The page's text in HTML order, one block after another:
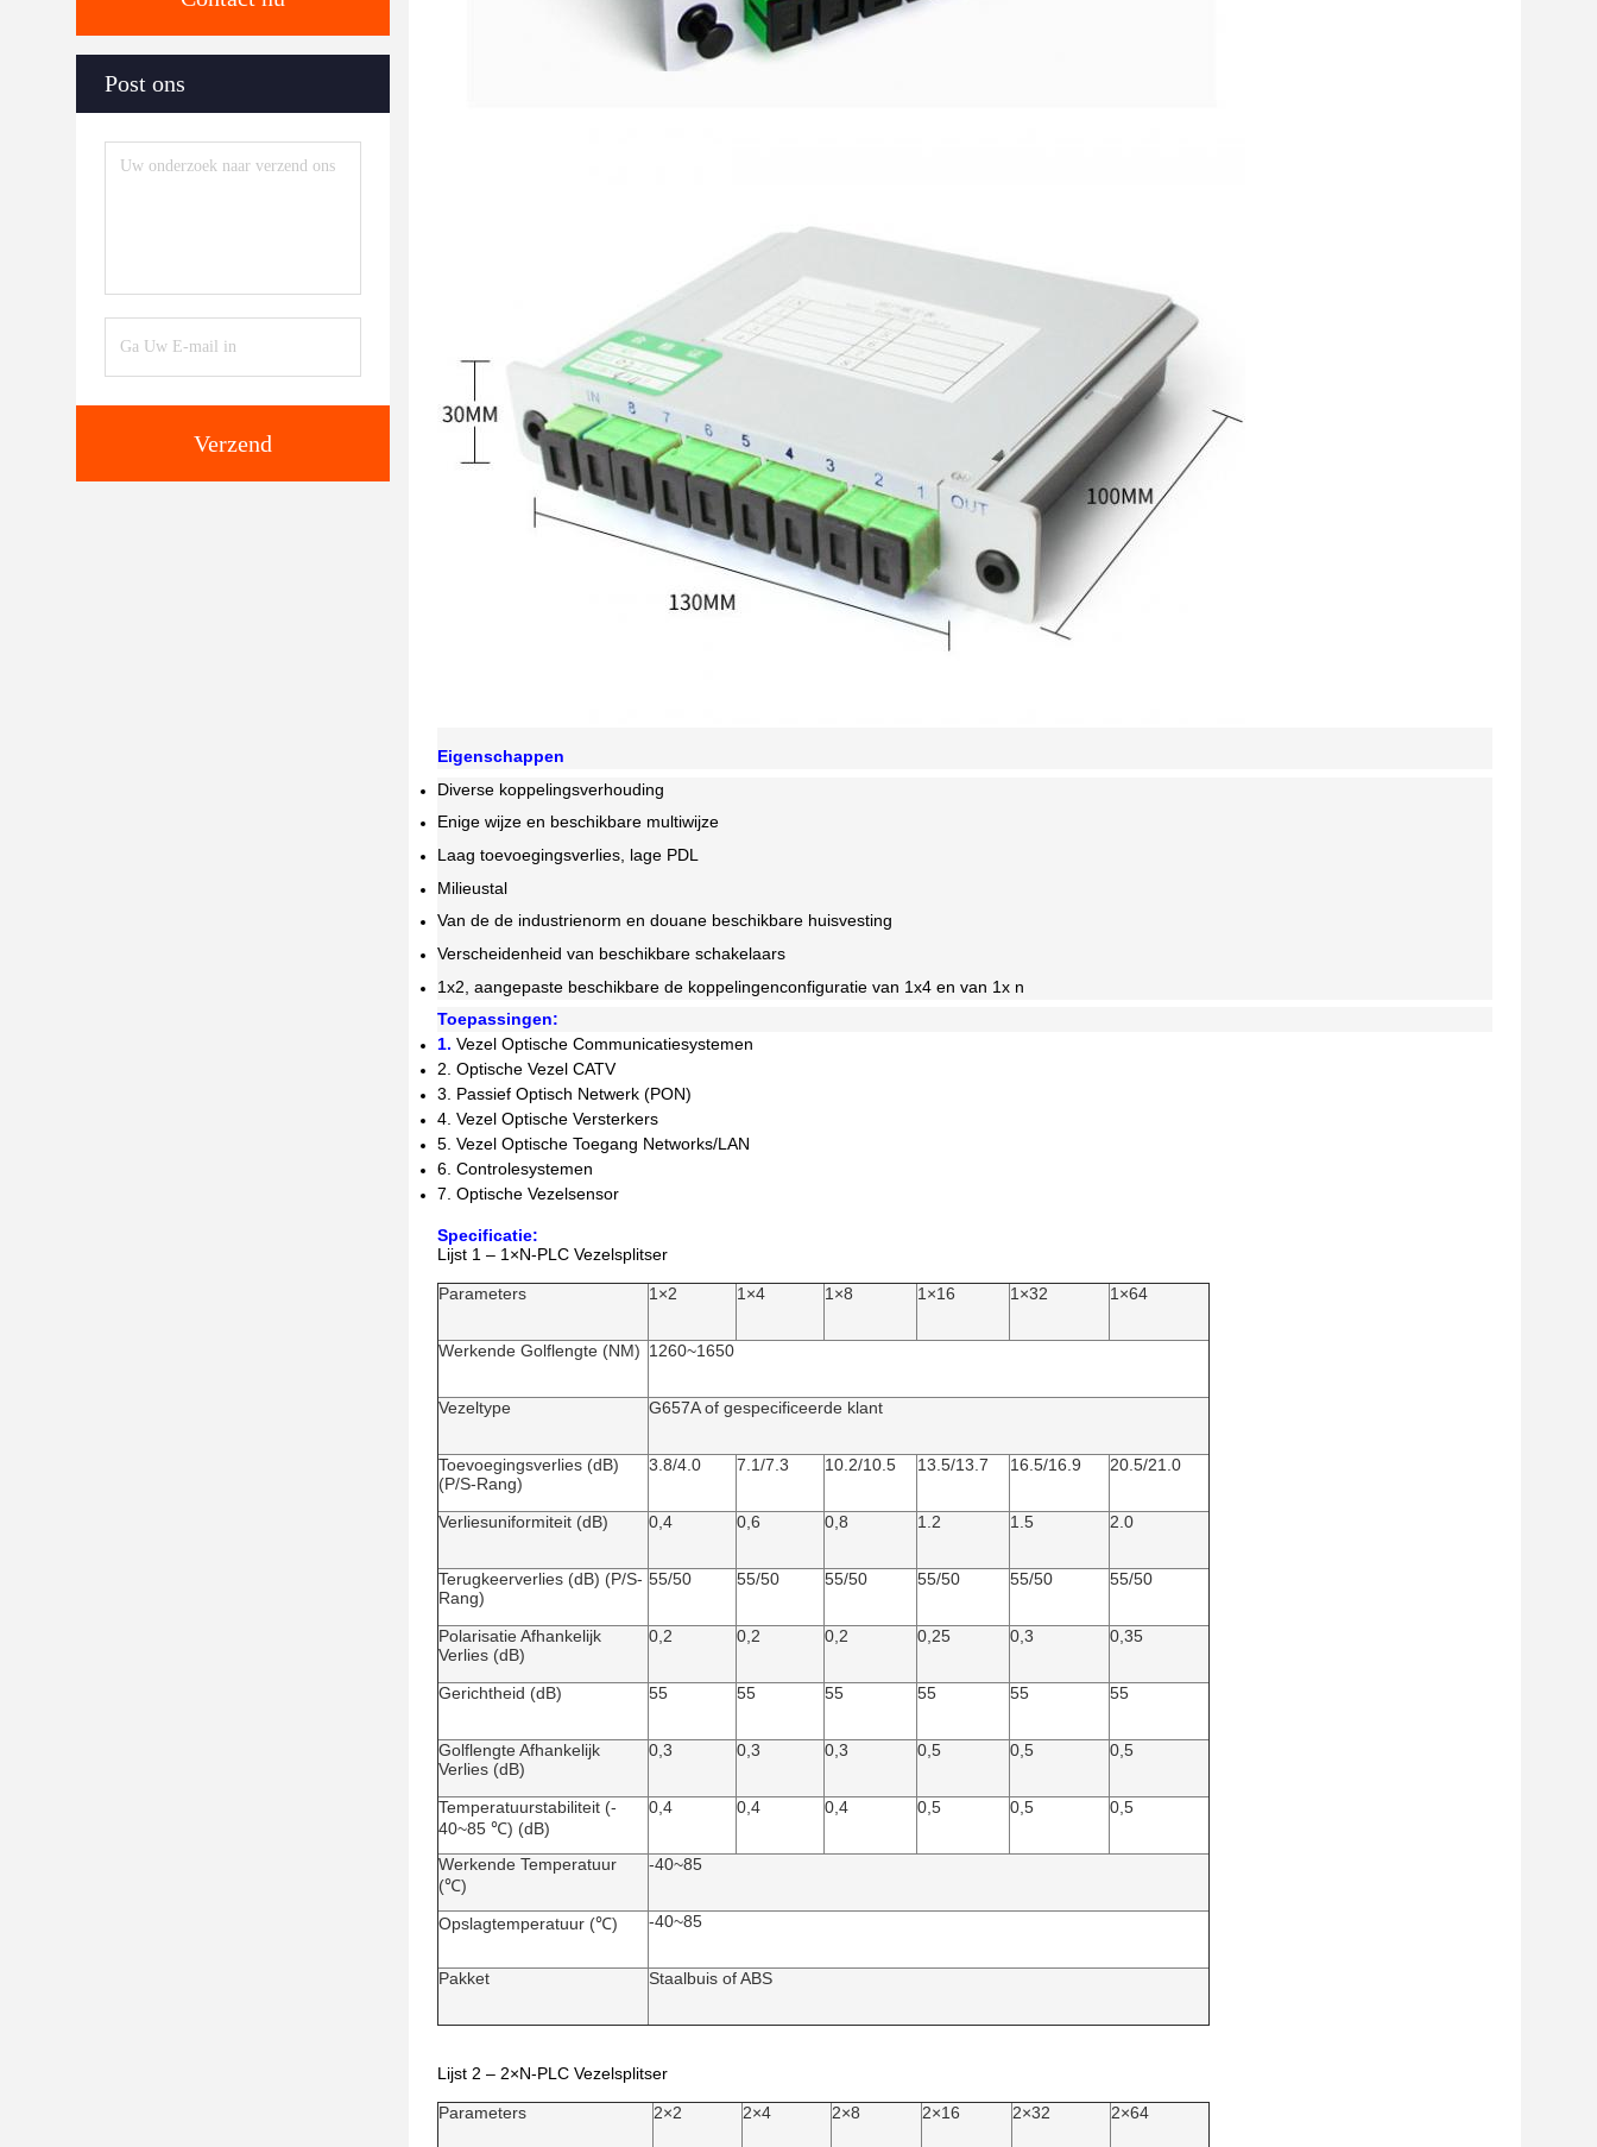
Post ons
Verzend
Eigenschappen
Diverse koppelingsverhouding
Enige wijze en beschikbare multiwijze
Laag toevoegingsverlies, lage PDL
Milieustal
Van de de industrienorm en douane beschikbare huisvesting
Verscheidenheid van beschikbare schakelaars
1x2, aangepaste beschikbare de koppelingenconfiguratie van 1x4 en van 1x n
Toepassingen:
1. Vezel Optische Communicatiesystemen
2. Optische Vezel CATV
3. Passief Optisch Netwerk (PON)
4. Vezel Optische Versterkers
5. Vezel Optische Toegang Networks/LAN
6. Controlesystemen
7. Optische Vezelsensor
Specificatie:
Lijst 1 – 1×N-PLC Vezelsplitser
Parameters 1×2 1×4 1×8 1×16 1×32 1×64
Werkende Golflengte (NM) 1260~1650
Vezeltype G657A of gespecificeerde klant
Toevoegingsverlies (dB)
(P/S-Rang)
3.8/4.0 7.1/7.3 10.2/10.5 13.5/13.7 16.5/16.9 20.5/21.0
Verliesuniformiteit (dB) 0,4 0,6 0,8 1.2 1.5 2.0
Terugkeerverlies (dB) (P/S-
Rang)
55/50 55/50 55/50 55/50 55/50 55/50
Polarisatie Afhankelijk
Verlies (dB)
0,2 0,2 0,2 0,25 0,3 0,35
Gerichtheid (dB) 55 55 55 55 55 55
Golflengte Afhankelijk
Verlies (dB)
0,3 0,3 0,3 0,5 0,5 0,5
Temperatuurstabiliteit (-
40~85 ℃) (dB)
0,4 0,4 0,4 0,5 0,5 0,5
Werkende Temperatuur
(℃)
-40~85
Opslagtemperatuur (℃) -40~85
Pakket Staalbuis of ABS
Lijst 2 – 2×N-PLC Vezelsplitser
Parameters 2×2 2×4 2×8 2×16 2×32 2×64